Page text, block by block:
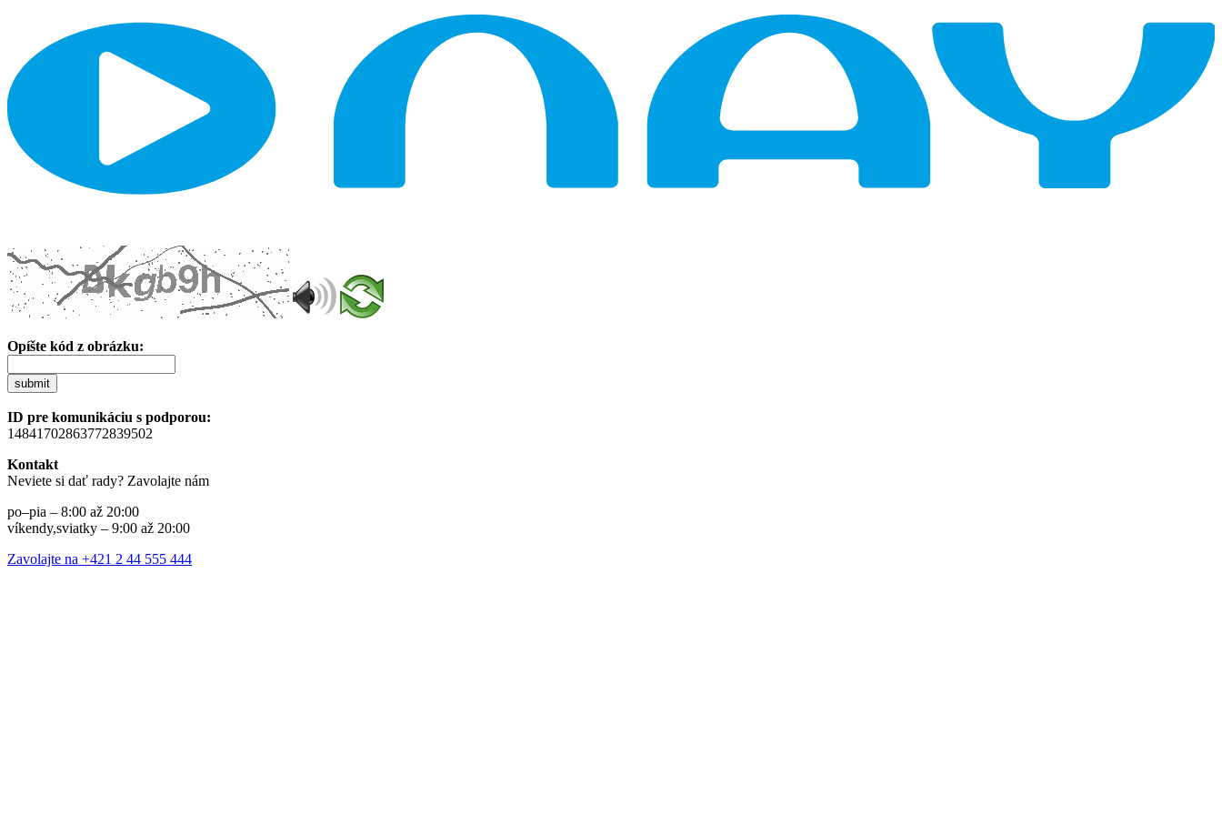
Opíšte kód z obrázku:
submit
ID pre komunikáciu s podporou:
14841702863772839502
Kontakt
Neviete si dať rady? Zavolajte nám
po–pia – 8:00 až 20:00
víkendy,sviatky – 9:00 až 20:00
Zavolajte na +421 2 44 555 444